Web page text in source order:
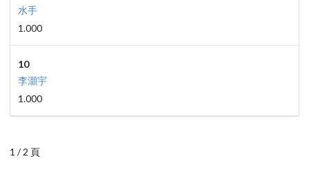
水手
1.000
10
李灝宇
1.000
1 / 2 頁